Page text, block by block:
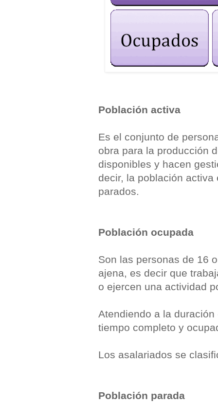
Población activa
Es el conjunto de
obra para la producción
disponibles y hacen
decir, la población
parados.
Población ocupada
Son las personas de 16
ajena, es decir que
o ejercen una actividad
Atendiendo a la
tiempo completo y
Los asalariados se
Población parada